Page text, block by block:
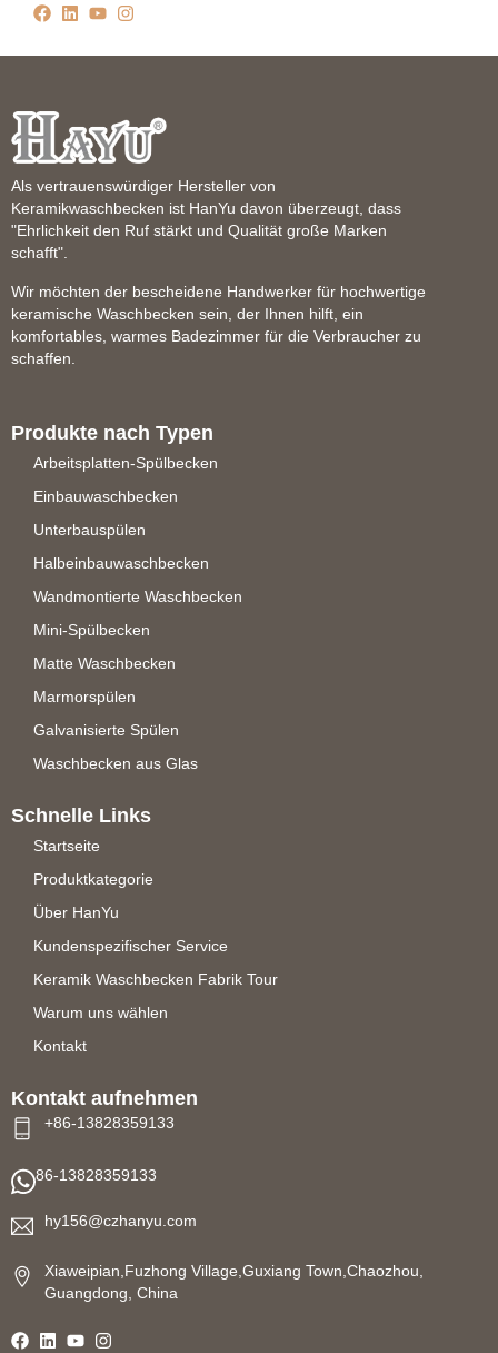
Als vertrauenswürdiger Hersteller von
Keramikwaschbecken ist HanYu davon überzeugt, dass
"Ehrlichkeit den Ruf stärkt und Qualität große Marken
schafft".
Wir möchten der bescheidene Handwerker für hochwertige
keramische Waschbecken sein, der Ihnen hilft, ein
komfortables, warmes Badezimmer für die Verbraucher zu
schaffen.
Produkte nach Typen
Arbeitsplatten-Spülbecken
Einbauwaschbecken
Unterbauspülen
Halbeinbauwaschbecken
Wandmontierte Waschbecken
Mini-Spülbecken
Matte Waschbecken
Marmorspülen
Galvanisierte Spülen
Waschbecken aus Glas
Schnelle Links
Startseite
Produktkategorie
Über HanYu
Kundenspezifischer Service
Keramik Waschbecken Fabrik Tour
Warum uns wählen
Kontakt
Kontakt aufnehmen
+86-13828359133
86-13828359133
hy156@czhanyu.com
Xiaweipian,Fuzhong Village,Guxiang Town,Chaozhou,
Guangdong, China